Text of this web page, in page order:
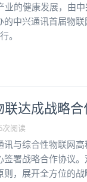
业的健康发展，由
中兴通讯首届物
。
达成战略合
次阅读
与综合性物联网
署战略合作协议
，展开全方位的